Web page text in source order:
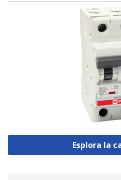
Esplora la